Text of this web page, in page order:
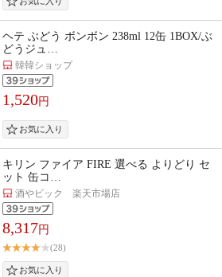
ヘテ ぶどう ボンボン 238ml 12缶 1BOX/ぶ
どうジュ…
韓韓ショップ
1,520円
キリン ファイア FIRE 選べる よりどり セ
ット 缶コ…
酒やビック 楽天市場店
8,317円
(28)